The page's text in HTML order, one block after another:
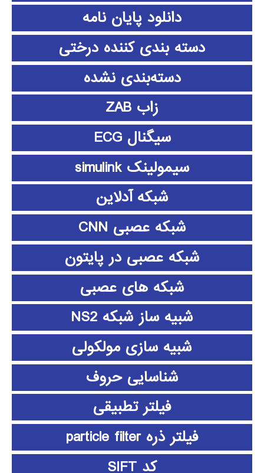
دانلود پايان نامه
دسته بندی کننده درختی
دسته‌بندی نشده
زاب ZAB
سیگنال ECG
سیمولینک simulink
شبکه آدلاین
شبکه عصبی CNN
شبکه عصبی در پایتون
شبکه های عصبی
شبیه ساز شبکه NS2
شبیه سازی مولکولی
شناسایی حروف
فیلتر تطبیقی
فیلتر ذره particle filter
کد SIFT